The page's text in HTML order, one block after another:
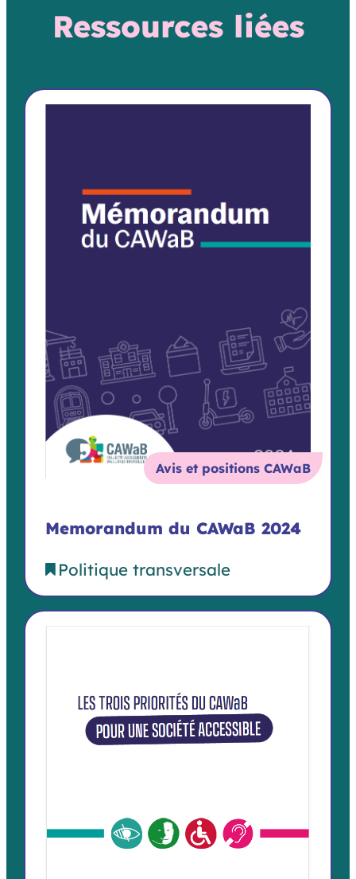
Ressources liées
Avis et positions CAWaB
Memorandum du CAWaB 2024
Politique transversale